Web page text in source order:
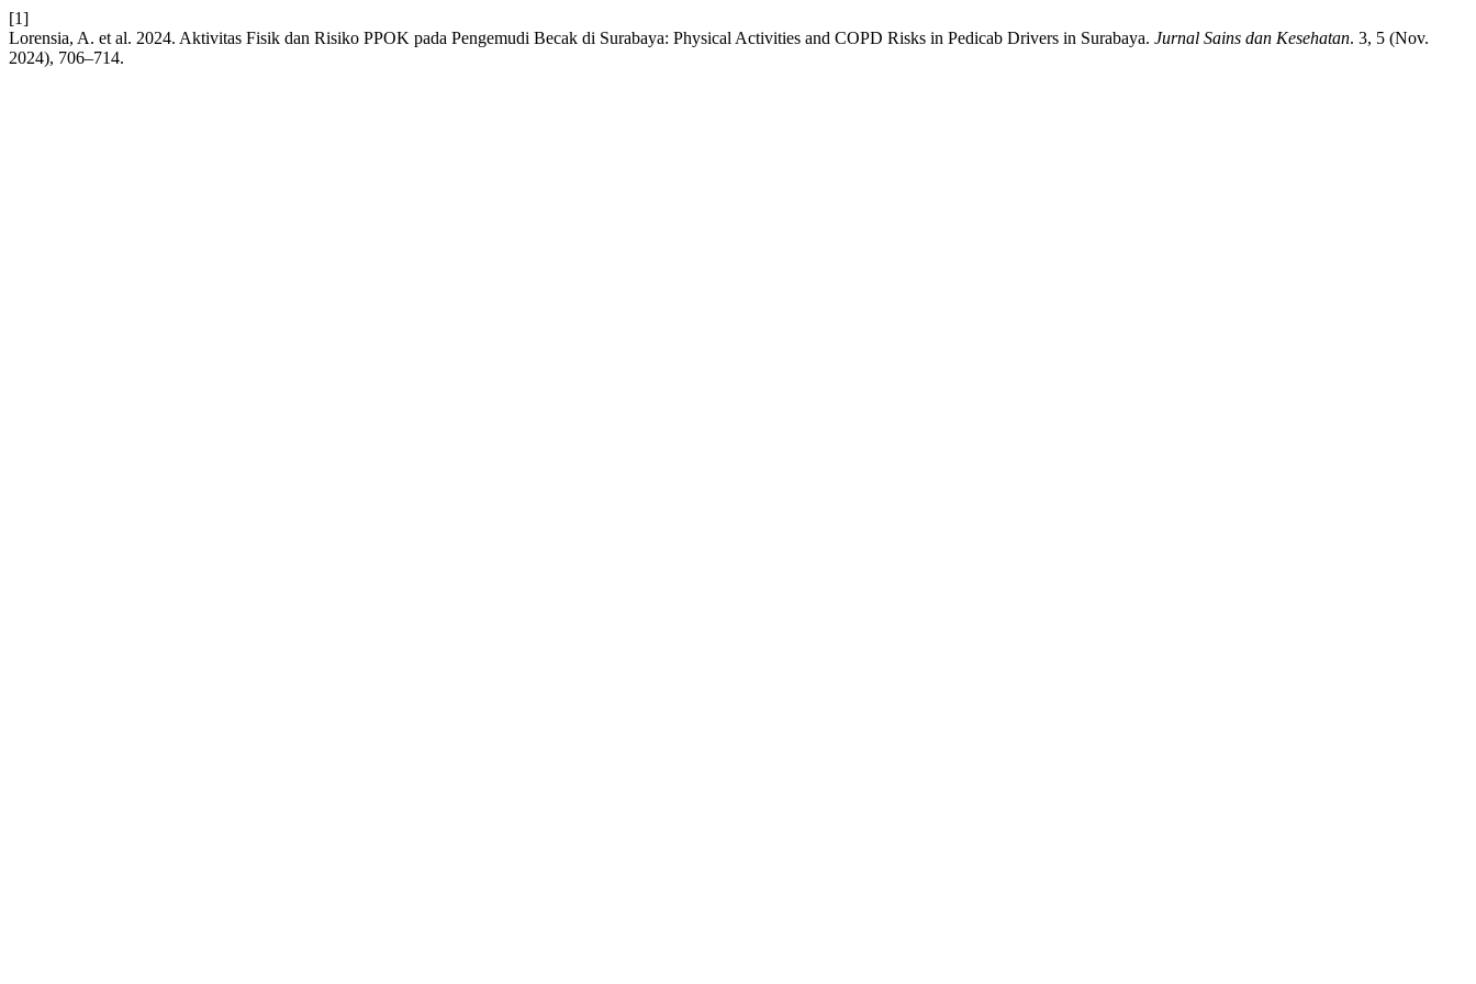
[1]
Lorensia, A. et al. 2024. Aktivitas Fisik dan Risiko PPOK pada Pengemudi Becak di Surabaya: Physical Activities and COPD Risks in Pedicab Drivers in Surabaya. Jurnal Sains dan Kesehatan. 3, 5 (Nov.
2024), 706–714.